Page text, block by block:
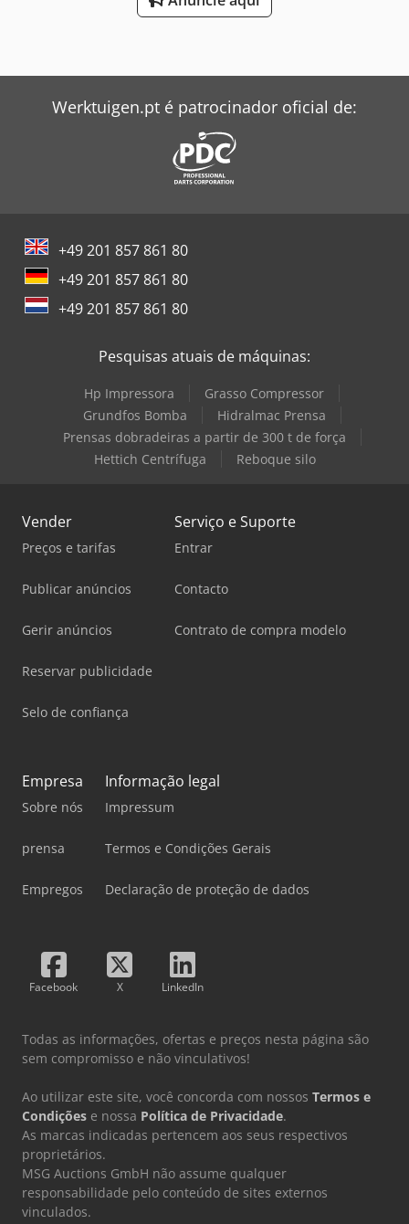
Werktuigen.pt é patrocinador oficial de:
+49 201 857 861 80
+49 201 857 861 80
+49 201 857 861 80
Pesquisas atuais de máquinas:
Hp Impressora
Grasso Compressor
Grundfos Bomba
Hidralmac Prensa
Prensas dobradeiras a partir de 300 t de força
Hettich Centrífuga
Reboque silo
Vender
Preços e tarifas
Publicar anúncios
Gerir anúncios
Reservar publicidade
Selo de confiança
Serviço e Suporte
Entrar
Contacto
Contrato de compra modelo
Empresa
Sobre nós
prensa
Empregos
Informação legal
Impressum
Termos e Condições Gerais
Declaração de proteção de dados
Facebook X LinkedIn
Todas as informações, ofertas e preços nesta página são
sem compromisso e não vinculativos!
Ao utilizar este site, você concorda com nossos Termos e
Condições e nossa Política de Privacidade.
As marcas indicadas pertencem aos seus respectivos
proprietários.
MSG Auctions GmbH não assume qualquer
responsabilidade pelo conteúdo de sites externos
vinculados.